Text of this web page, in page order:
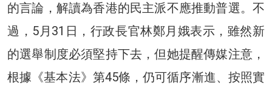
的言論，解讀為香港的民主派不應推動普選。不
過，5月31日，行政長官林鄭月娥表示，雖然新
的選舉制度必須堅持下去，但她提醒傳媒注意，
根據《基本法》第45條，仍可循序漸進、按照實